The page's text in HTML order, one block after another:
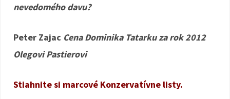
nevedomého davu?
Peter Zajac Cena Dominika Tatarku za rok 2012
Olegovi Pastierovi
Stiahnite si marcové Konzervatívne listy.